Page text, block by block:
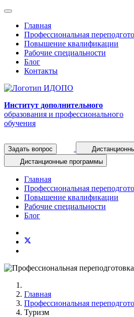
Главная
Профессиональная
Повышение квалификации
Рабочие специальности
Блог
Контакты
Институт дополнительного
образования и профессионального
обучения
Задать вопрос
Дистанционные программы
Главная
Профессиональная
Повышение квалификации
Рабочие специальности
Блог
Главная
Профессиональная
Туризм